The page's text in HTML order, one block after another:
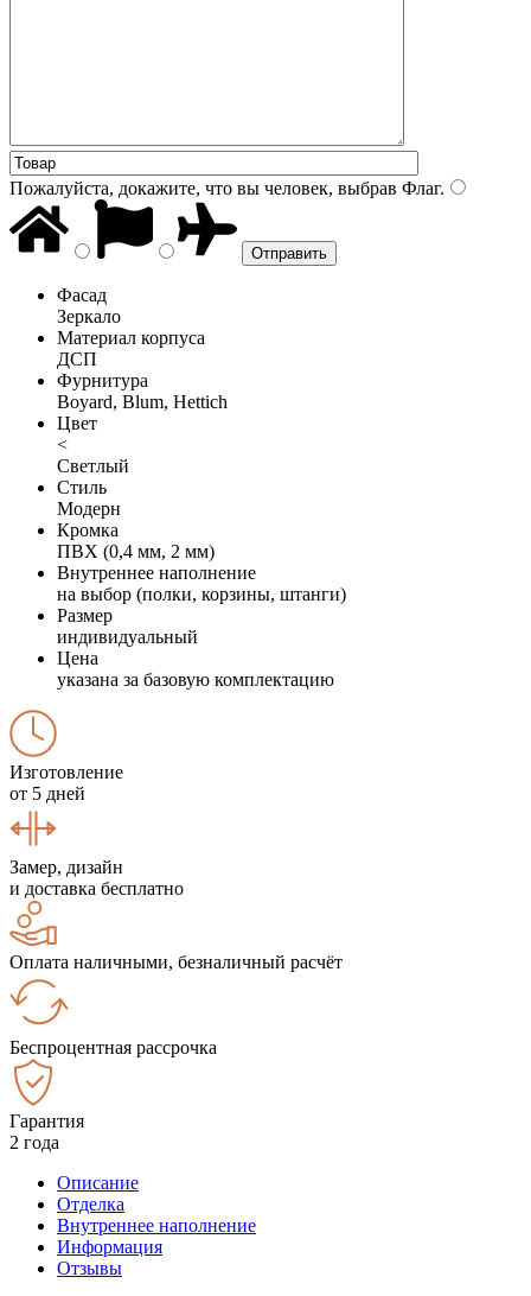
Пожалуйста, докажите, что вы человек, выбрав Флаг.
Фасад
Зеркало
Материал корпуса
ДСП
Фурнитура
Boyard, Blum, Hettich
Цвет
<
Светлый
Стиль
Модерн
Кромка
ПВХ (0,4 мм, 2 мм)
Внутреннее наполнение
на выбор (полки, корзины, штанги)
Размер
индивидуальный
Цена
указана за базовую комплектацию
Изготовление
от 5 дней
Замер, дизайн
и доставка бесплатно
Оплата наличными, безналичный расчёт
Беспроцентная рассрочка
Гарантия
2 года
Описание
Отделка
Внутреннее наполнение
Информация
Отзывы